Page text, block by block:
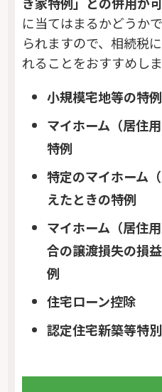
に当てはまるかどうか
られますので、相続税
れることをおすすめしま
小規模宅地等の特例
マイホーム（居住
特例
特定のマイホーム
えたときの特例
マイホーム（居住
合の譲渡損失の損
例
住宅ローン控除
認定住宅新築等特